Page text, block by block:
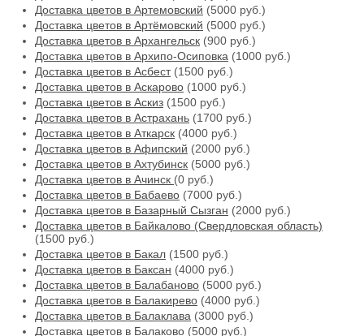
Доставка цветов в Артемовский (5000 руб.)
Доставка цветов в Артёмовский (5000 руб.)
Доставка цветов в Архангельск (900 руб.)
Доставка цветов в Архипо-Осиповка (1000 руб.)
Доставка цветов в Асбест(1500 руб.)
Доставка цветов в Аскарово (1000 руб.)
Доставка цветов в Аскиз (1500 руб.)
Доставка цветов в Астрахань (1700 руб.)
Доставка цветов в Аткарск (4000 руб.)
Доставка цветов в Афипский (2000 руб.)
Доставка цветов в Ахтубинск (5000 руб.)
Доставка цветов в Ачинск (0 руб.)
Доставка цветов в Бабаево (7000 руб.)
Доставка цветов в Базарный Сызган (2000 руб.)
Доставка цветов в Байкалово (Свердловская область)
(1500 руб.)
Доставка цветов в Бакал (1500 руб.)
Доставка цветов в Баксан (4000 руб.)
Доставка цветов в Балабаново (5000 руб.)
Доставка цветов в Балакирево (4000 руб.)
Доставка цветов в Балаклава (3000 руб.)
Доставка цветов в Балаково (5000 руб.)